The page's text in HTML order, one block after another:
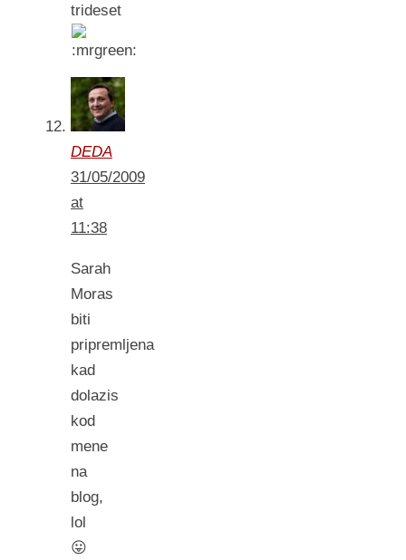
trideset
DEDA
31/05/2009
at
11:38
Sarah
Moras
biti
pripremljena
kad
dolazis
kod
mene
na
blog,
lol
😛